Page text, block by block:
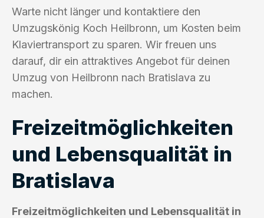
Warte nicht länger und kontaktiere den
Umzugskönig Koch Heilbronn, um Kosten beim
Klaviertransport zu sparen. Wir freuen uns
darauf, dir ein attraktives Angebot für deinen
Umzug von Heilbronn nach Bratislava zu
machen.
Freizeitmöglichkeiten
und Lebensqualität in
Bratislava
Freizeitmöglichkeiten und Lebensqualität in